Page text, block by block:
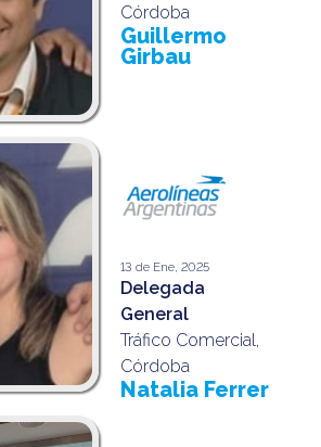
Córdoba
Guillermo
Girbau
13 de Ene, 2025
Delegada
General
Tráfico Comercial,
Córdoba
Natalia Ferrer